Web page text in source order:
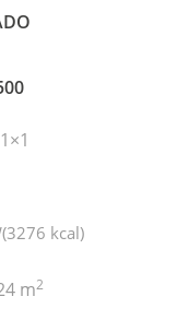
kcal)
m2